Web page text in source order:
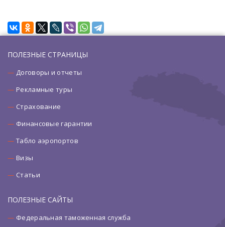
ПОЛЕЗНЫЕ СТРАНИЦЫ
Договоры и отчеты
Рекламные туры
Страхование
Финансовые гарантии
Табло аэропортов
Визы
Статьи
ПОЛЕЗНЫЕ САЙТЫ
Федеральная таможенная служба